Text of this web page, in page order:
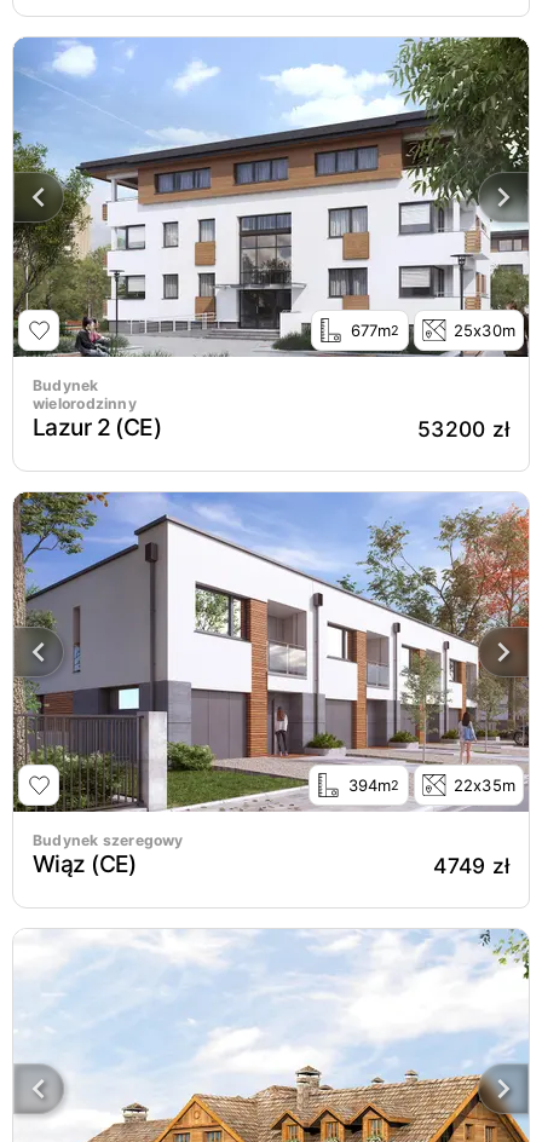
677m2 25x30m
Budynek
wielorodzinny
Lazur 2 (CE) 53200 zł
394m2 22x35m
Budynek szeregowy
Wiąz (CE) 4749 zł